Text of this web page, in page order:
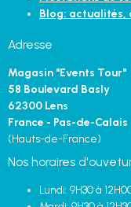
Blog: actualités,
Adresse
Magasin "Events Tour"
58 Boulevard Basly
62300 Lens
France - Pas-de-Calais
(Hauts-de-France)
Nos horaires
Lundi: 9H30 à